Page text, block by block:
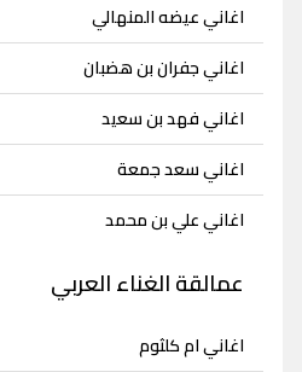
اغاني عيضه المنهالي
اغاني جفران بن هضبان
اغاني فهد بن سعيد
اغاني سعد جمعة
اغاني علي بن محمد
عمالقة الغناء العربي
اغاني ام كلثوم